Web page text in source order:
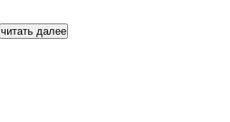
читать далее